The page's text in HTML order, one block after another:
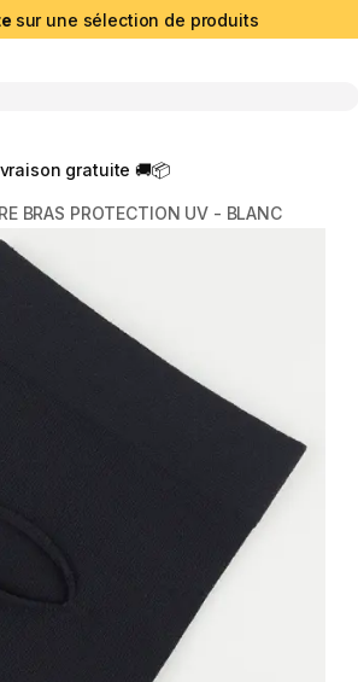
sur une sélection de produits
gratuite 🚚📦
BRAS PROTECTION UV - BLANC